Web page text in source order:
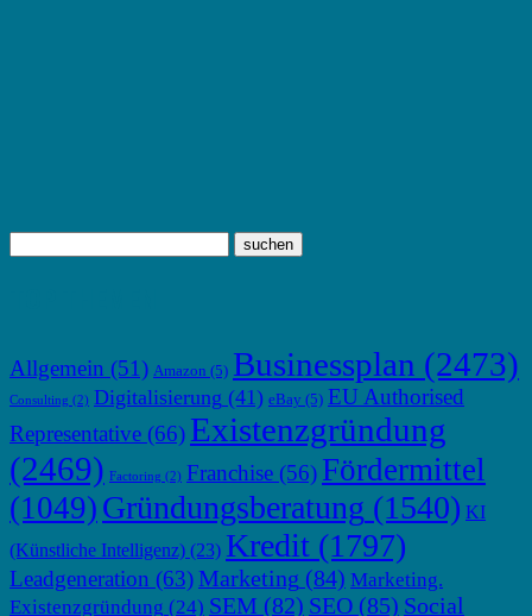
Allgemein (51) Amazon (5) Businessplan (2473)
Consulting (2) Digitalisierung (41) eBay (5) EU Authorised
Representative (66) Existenzgründung
(2469) Factoring (2) Franchise (56) Fördermittel
(1049) Gründungsberatung (1540) KI
(Künstliche Intelligenz) (23) Kredit (1797)
Leadgeneration (63)Marketing (84) Marketing.
Existenzgründung (24) SEM (82) SEO (85) Social